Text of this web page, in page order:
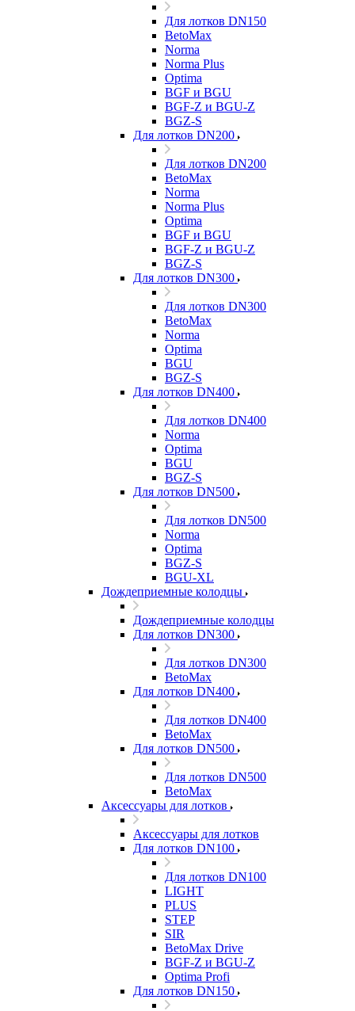
Для лотков DN150
BetoMax
Norma
Norma Plus
Optima
BGF и BGU
BGF-Z и BGU-Z
BGZ-S
Для лотков DN200
Для лотков DN200
BetoMax
Norma
Norma Plus
Optima
BGF и BGU
BGF-Z и BGU-Z
BGZ-S
Для лотков DN300
Для лотков DN300
BetoMax
Norma
Optima
BGU
BGZ-S
Для лотков DN400
Для лотков DN400
Norma
Optima
BGU
BGZ-S
Для лотков DN500
Для лотков DN500
Norma
Optima
BGZ-S
BGU-XL
Дождеприемные колодцы
Дождеприемные колодцы
Для лотков DN300
Для лотков DN300
BetoMax
Для лотков DN400
Для лотков DN400
BetoMax
Для лотков DN500
Для лотков DN500
BetoMax
Аксессуары для лотков
Аксессуары для лотков
Для лотков DN100
Для лотков DN100
LIGHT
PLUS
STEP
SIR
BetoMax Drive
BGF-Z и BGU-Z
Optima Profi
Для лотков DN150